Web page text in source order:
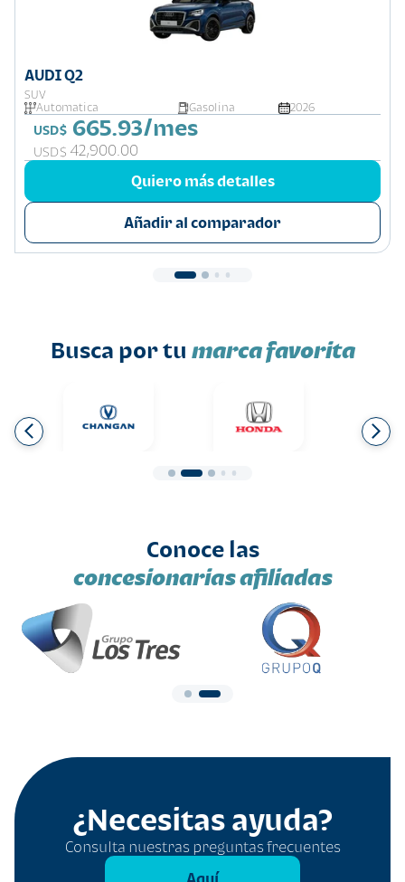
AUDI Q2
SUV
Automatica
Gasolina 2026
USD$ 665.93/mes
USD$ 42,900.00
Quiero más detalles
Añadir al comparador
Busca por tu marca favorita
Conoce las
concesionarias afiliadas
¿Necesitas ayuda?
Consulta nuestras preguntas frecuentes
Aquí